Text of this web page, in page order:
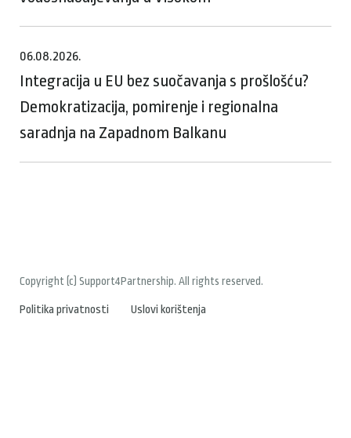
06.08.2026.
Integracija u EU bez suočavanja s prošlošću?
Demokratizacija, pomirenje i regionalna
saradnja na Zapadnom Balkanu
Copyright (c) Support4Partnership. All rights reserved.
Politika privatnosti Uslovi korištenja